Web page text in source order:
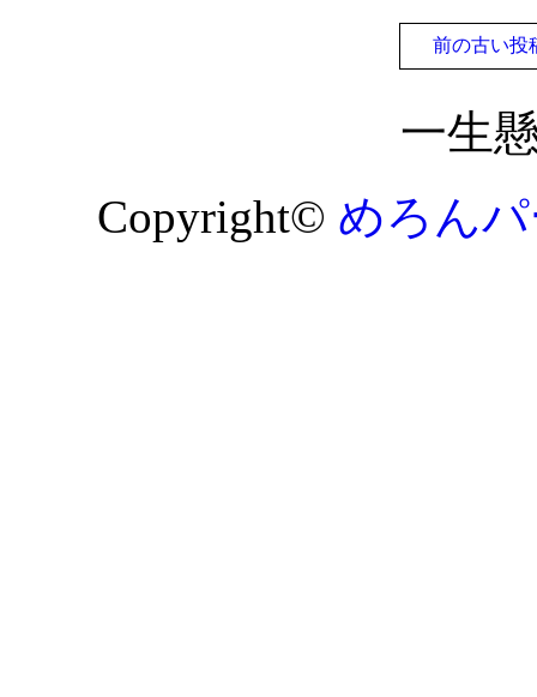
前の古い投
一生
Copyright© めろん